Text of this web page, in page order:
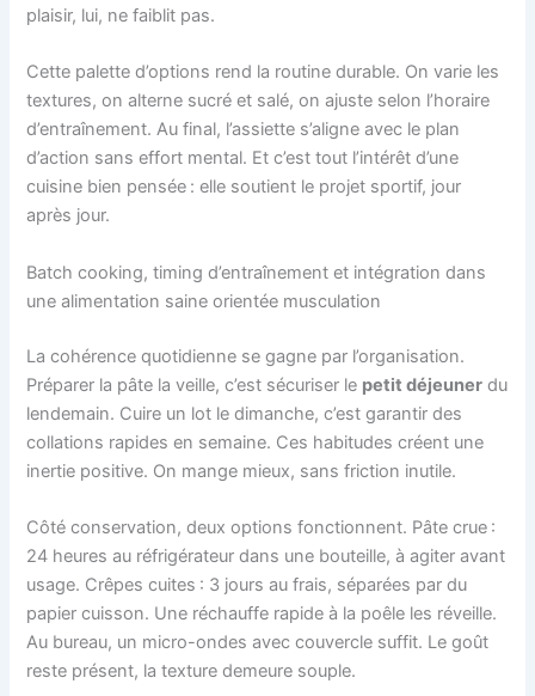
plaisir, lui, ne faiblit pas.
Cette palette d’options rend la routine durable. On varie les
textures, on alterne sucré et salé, on ajuste selon l’horaire
d’entraînement. Au final, l’assiette s’aligne avec le plan
d’action sans effort mental. Et c’est tout l’intérêt d’une
cuisine bien pensée : elle soutient le projet sportif, jour
après jour.
Batch cooking, timing d’entraînement et intégration dans
une alimentation saine orientée musculation
La cohérence quotidienne se gagne par l’organisation.
Préparer la pâte la veille, c’est sécuriser le petit déjeuner du
lendemain. Cuire un lot le dimanche, c’est garantir des
collations rapides en semaine. Ces habitudes créent une
inertie positive. On mange mieux, sans friction inutile.
Côté conservation, deux options fonctionnent. Pâte crue :
24 heures au réfrigérateur dans une bouteille, à agiter avant
usage. Crêpes cuites : 3 jours au frais, séparées par du
papier cuisson. Une réchauffe rapide à la poêle les réveille.
Au bureau, un micro-ondes avec couvercle suffit. Le goût
reste présent, la texture demeure souple.